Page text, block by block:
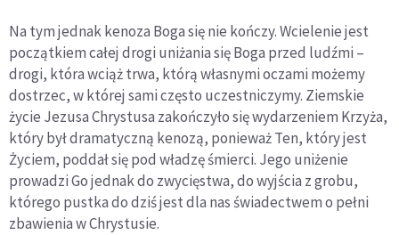
Na tym jednak kenoza Boga się nie kończy. Wcielenie jest
początkiem całej drogi uniżania się Boga przed ludźmi –
drogi, która wciąż trwa, którą własnymi oczami możemy
dostrzec, w której sami często uczestniczymy. Ziemskie
życie Jezusa Chrystusa zakończyło się wydarzeniem Krzyża,
który był dramatyczną kenozą, ponieważ Ten, który jest
Życiem, poddał się pod władzę śmierci. Jego uniżenie
prowadzi Go jednak do zwycięstwa, do wyjścia z grobu,
którego pustka do dziś jest dla nas świadectwem o pełni
zbawienia w Chrystusie.